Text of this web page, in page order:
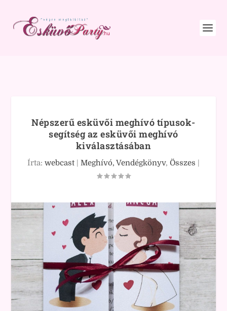
Népszerű esküvői meghívó típusok-
segítség az esküvői meghívó
kiválasztásában
Írta: webcast | Meghívó, Vendégkönyv, Összes |